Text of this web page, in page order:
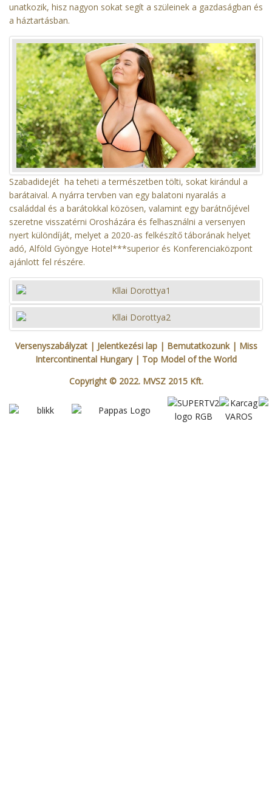
unatkozik, hisz nagyon sokat segít a szüleinek a gazdaságban és
a háztartásban.
Szabadidejét ha teheti a természetben tölti, sokat kirándul a
barátaival. A nyárra tervben van egy balatoni nyaralás a
családdal és a barátokkal közösen, valamint egy barátnőjével
szeretne visszatérni Orosházára és felhasználni a versenyen
nyert különdíját, melyet a 2020-as felkészítő táborának helyet
adó, Alföld Gyöngye Hotel***superior és Konferenciaközpont
ajánlott fel részére.
Versenyszabályzat| Jelentkezési lap | Bemutatkozunk| Miss
Intercontinental Hungary| Top Model of the World
Copyright © 2022. MVSZ 2015 Kft.